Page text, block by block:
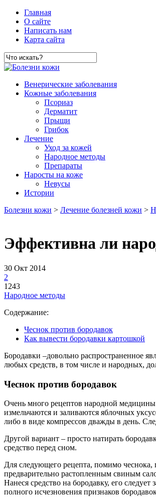
Главная
О сайте
Написать нам
Карта сайта
Венерические заболевания
Кожные заболевания
Псориаз
Дерматит
Прыщи
Грибок
Лечение
Уход за кожей
Народное методы
Препараты
Наросты на коже
Невусы
Истории
Болезни кожи > Лечение болезней кожи >
Эффективна ли
30 Окт 2014
2
1243
Народное методы
Содержание:
Чеснок против бородавок
Как вывести бородавки картошкой
Бородавки –довольно распространенное
любых средств, в том числе и народных,
Чеснок против бородавок
Очень много рецептов народной медицины
измельчаются и заливаются яблочных
либо в виде компрессов дважды в день.
Другой вариант – просто натирать
средство перед сном.
Для следующего рецепта, помимо чеснока,
предварительно растопленным свиным
Нанеся средство на бородавку, его
полного исчезновения признаков